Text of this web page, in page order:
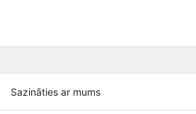
Sazināties ar mums